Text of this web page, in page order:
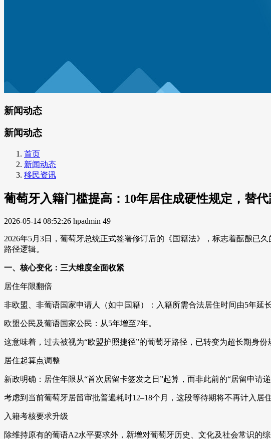
新闻动态
新闻动态
首页
新闻动态
移民资讯
葡萄牙入籍门槛提高：10年居住成硬性规定，替
2026-05-14 08:52:26 hpadmin 49
2026年5月3日，葡萄牙总统正式签署修订后的《国籍法》，标志着酝酿已
路径逻辑。
一、核心变化：三大维度全面收紧
居住年限翻倍
非欧盟、非葡语国家申请人（如中国籍）：入籍所需合法居住时间由5年延长
欧盟公民及葡语国家公民：从5年增至7年。
这意味着，过去被视为“欧盟护照捷径”的葡萄牙路径，已转变为超长期身份
居住起算点调整
新政明确：居住年限从“首次居留卡签发之日”起算，而非此前的“居留申请递
考虑到当前葡萄牙居留审批普遍耗时12–18个月，这段等待期将不再计入居
入籍考核要求升级
除维持原有的葡语A2水平要求外，新增对葡萄牙历史、文化及社会常识的